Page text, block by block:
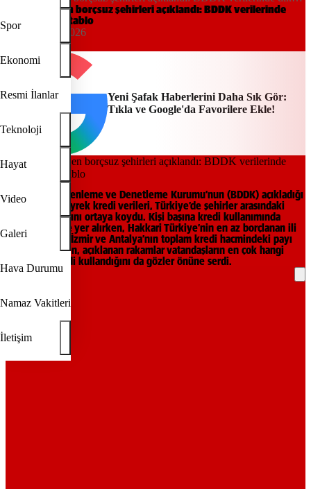
Spor
Ekonomi
Resmi İlanlar
Teknoloji
Hayat
Video
Galeri
Hava Durumu
Namaz Vakitleri
İletişim
Türkiye’nin en borçsuz şehirleri açıklandı: BDDK verilerinde
dikkat çeken tablo
00:18, 14/05/2026
Yeni Şafak Haberlerini Daha Sık Gör:
Tıkla ve Google'da Favorilere Ekle!
Bankacılık Düzenleme ve Denetleme Kurumu’nun (BDDK) açıkladığı
2026 yılı ilk çeyrek kredi verileri, Türkiye’de şehirler arasındaki
borçlanma farkını ortaya koydu. Kişi başına kredi kullanımında
Ankara zirvede yer alırken, Hakkari Türkiye’nin en az borçlanan ili
oldu. İstanbul, İzmir ve Antalya’nın toplam kredi hacmindeki payı
dikkat çekerken, açıklanan rakamlar vatandaşların en çok hangi
şehirlerde kredi kullandığını da gözler önüne serdi.
REKLAM